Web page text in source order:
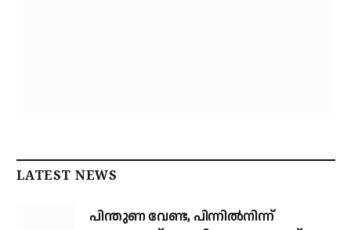
LATEST NEWS
പിന്തുണ വേണ്ട, പിന്നിൽനിന്ന്